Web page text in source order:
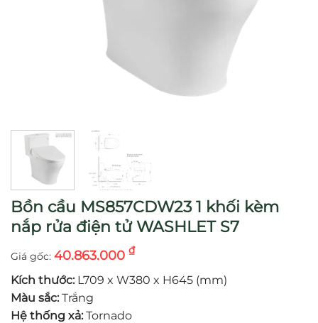
Bồn cầu MS857CDW23 1 khối kèm
nắp rửa điện tử WASHLET S7
40.863.000 ₫
Kích thước: L709 x W380 x H645 (mm)
Màu sắc: Trắng
Hệ thống xả: Tornado